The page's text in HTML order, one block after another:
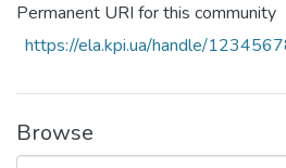
Permanent URI for this community
https://ela.kpi.ua/handle/
Browse